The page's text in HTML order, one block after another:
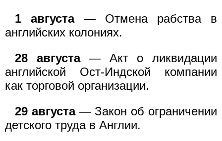
1 августа— Отмена рабства в
английских колониях.
28 августа— Акт о ликвидации
английской Ост-Индской компании
как торговой организации.
29 августа— Закон об ограничении
детского труда в Англии.